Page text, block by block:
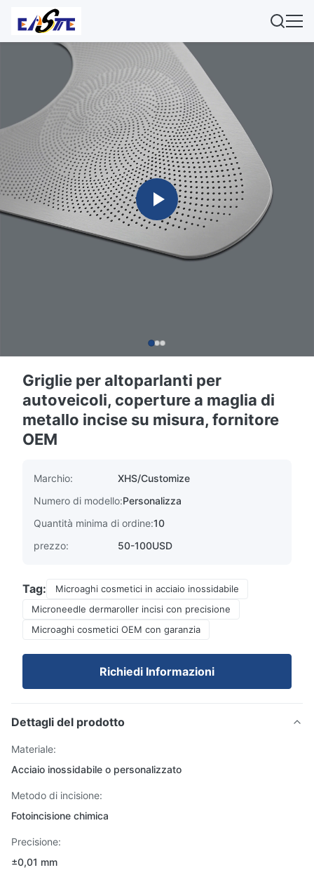
Griglie per altoparlanti per
autoveicoli, coperture a maglia di
metallo incise su misura, fornitore
OEM
Marchio:
XHS/Customize
Numero di modello:Personalizza
Quantità minima di ordine:10
prezzo:
50-100USD
Tag:
Microaghi cosmetici in acciaio inossidabile
Microneedle dermaroller incisi con precisione
Microaghi cosmetici OEM con garanzia
Richiedi Informazioni
Dettagli del prodotto
Materiale:
Acciaio inossidabile o personalizzato
Metodo di incisione:
Fotoincisione chimica
Precisione:
±0,01 mm